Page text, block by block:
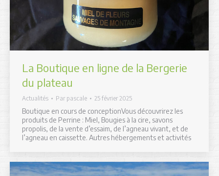
La Boutique en ligne de la Bergerie
du plateau
Actualités Par pascale 25 février 2025
Boutique en cours de conceptionVous découvrirez les
produits de Perrine : Miel, Bougies à la cire, savons
propolis, de la vente d’essaim, de l’agneau vivant, et de
l’agneau en caissette. Autres hébergements et activités